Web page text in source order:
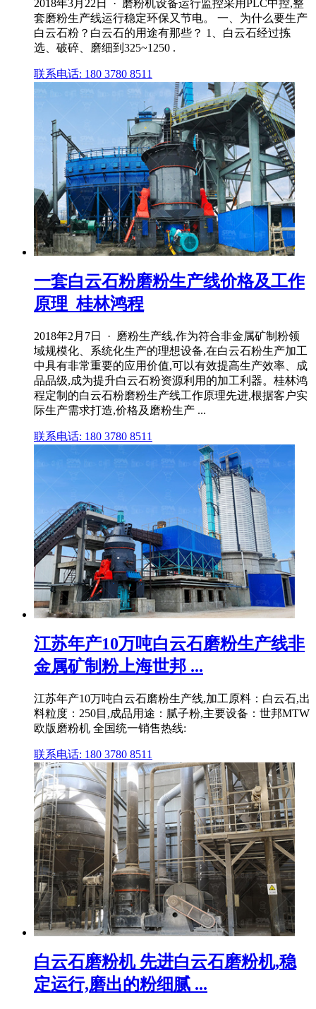
2018年3月22日 · 磨粉机设备运行监控采用PLC中控,整
套磨粉生产线运行稳定环保又节电。 一、为什么要生产
白云石粉？白云石的用途有那些？ 1、白云石经过拣
选、破碎、磨细到325~1250 .
联系电话: 180 3780 8511
一套白云石粉磨粉生产线价格及工作
原理_桂林鸿程
2018年2月7日 · 磨粉生产线,作为符合非金属矿制粉领
域规模化、系统化生产的理想设备,在白云石粉生产加工
中具有非常重要的应用价值,可以有效提高生产效率、成
品品级,成为提升白云石粉资源利用的加工利器。桂林鸿
程定制的白云石粉磨粉生产线工作原理先进,根据客户实
际生产需求打造,价格及磨粉生产 ...
联系电话: 180 3780 8511
江苏年产10万吨白云石磨粉生产线非
金属矿制粉上海世邦 ...
江苏年产10万吨白云石磨粉生产线,加工原料：白云石,出
料粒度：250目,成品用途：腻子粉,主要设备：世邦MTW
欧版磨粉机 全国统一销售热线:
联系电话: 180 3780 8511
白云石磨粉机 先进白云石磨粉机,稳
定运行,磨出的粉细腻 ...